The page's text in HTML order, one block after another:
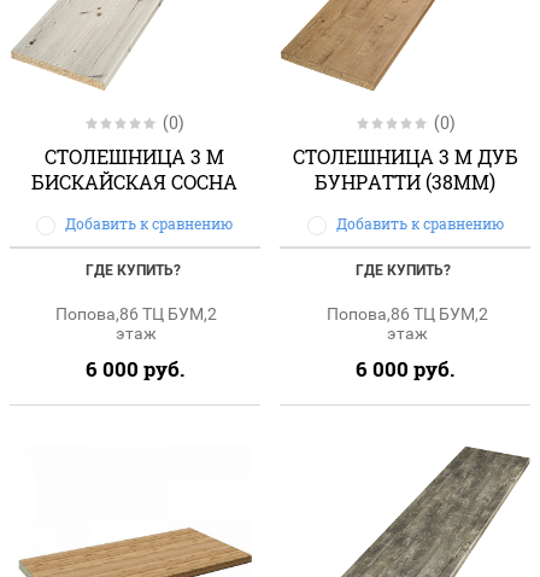
(0)
СТОЛЕШНИЦА 3 М
БИСКАЙСКАЯ СОСНА
Добавить к сравнению
ГДЕ КУПИТЬ?
Попова,86 ТЦ БУМ,2
этаж
6 000 руб.
(0)
СТОЛЕШНИЦА 3 М ДУБ
БУНРАТТИ (38ММ)
Добавить к сравнению
ГДЕ КУПИТЬ?
Попова,86 ТЦ БУМ,2
этаж
6 000 руб.